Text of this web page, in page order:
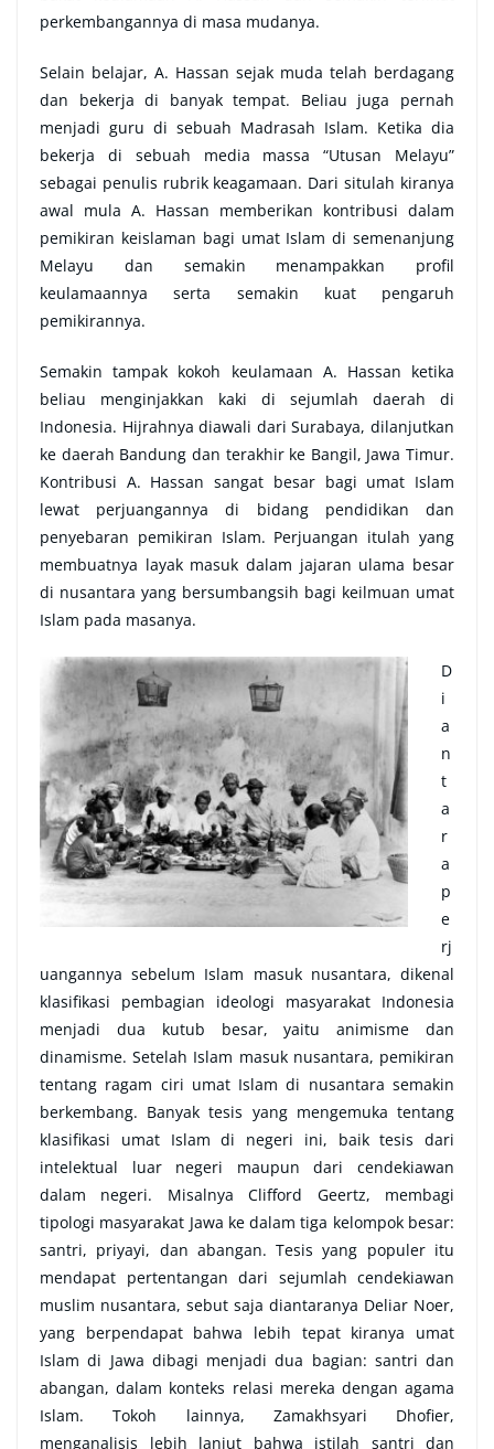
perkembangannya di masa mudanya.
Selain belajar, A. Hassan sejak muda telah berdagang
dan bekerja di banyak tempat. Beliau juga pernah
menjadi guru di sebuah Madrasah Islam. Ketika dia
bekerja di sebuah media massa “Utusan Melayu”
sebagai penulis rubrik keagamaan. Dari situlah kiranya
awal mula A. Hassan memberikan kontribusi dalam
pemikiran keislaman bagi umat Islam di semenanjung
Melayu dan semakin menampakkan profil
keulamaannya serta semakin kuat pengaruh
pemikirannya.
Semakin tampak kokoh keulamaan A. Hassan ketika
beliau menginjakkan kaki di sejumlah daerah di
Indonesia. Hijrahnya diawali dari Surabaya, dilanjutkan
ke daerah Bandung dan terakhir ke Bangil, Jawa Timur.
Kontribusi A. Hassan sangat besar bagi umat Islam
lewat perjuangannya di bidang pendidikan dan
penyebaran pemikiran Islam. Perjuangan itulah yang
membuatnya layak masuk dalam jajaran ulama besar
di nusantara yang bersumbangsih bagi keilmuan umat
Islam pada masanya.
D
i
a
n
t
a
r
a
p
e
rj
uangannya sebelum Islam masuk nusantara, dikenal
klasifikasi pembagian ideologi masyarakat Indonesia
menjadi dua kutub besar, yaitu animisme dan
dinamisme. Setelah Islam masuk nusantara, pemikiran
tentang ragam ciri umat Islam di nusantara semakin
berkembang. Banyak tesis yang mengemuka tentang
klasifikasi umat Islam di negeri ini, baik tesis dari
intelektual luar negeri maupun dari cendekiawan
dalam negeri. Misalnya Clifford Geertz, membagi
tipologi masyarakat Jawa ke dalam tiga kelompok besar:
santri, priyayi, dan abangan. Tesis yang populer itu
mendapat pertentangan dari sejumlah cendekiawan
muslim nusantara, sebut saja diantaranya Deliar Noer,
yang berpendapat bahwa lebih tepat kiranya umat
Islam di Jawa dibagi menjadi dua bagian: santri dan
abangan, dalam konteks relasi mereka dengan agama
Islam. Tokoh lainnya, Zamakhsyari Dhofier,
menganalisis lebih lanjut bahwa istilah santri dan